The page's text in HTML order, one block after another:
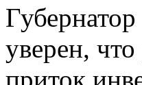
уверен,
приток